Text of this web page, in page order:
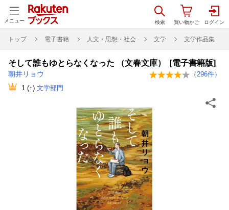
メニュー
トップ 電子書籍 人文・思想・社会 文学 文学作品集
そして誰もゆとらなくなった （文春文庫） [電子書籍版]
朝井リョウ （296件）
1 (↑) 文学部門